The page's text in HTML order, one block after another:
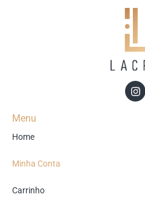
Menu
Home
Minha Conta
Carrinho